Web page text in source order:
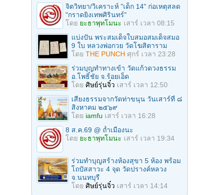
จิตวิทยา/วิเคราะห์ "เด็ก 14" ก่อเหตุสลด
"กราดยิงเทพศิรินทร์"
โดย ยะธาพุทโมนะ เสาร์ เวลา 08:15
แบ่งปัน พระสมเด็จใบสมอสมเด็จสมอ
9 ใบ หลวงพ่อกวย วัดโฆสิตาราม
โดย THE PUNCH ศุกร์ เวลา 23:28
ร่วมบุญทําทางเข้า วัดแก้วดวงธรรม
อ.โพธิ์ชัย จ.ร้อยเอ็ด
โดย ศิษย์รุ่นจิ๋ว เสาร์ เวลา 12:50
เสียงธรรมจากวัดท่าขนุน วันเสาร์ที่ ๘
สิงหาคม ๒๕๖๙
โดย iamfu เสาร์ เวลา 16:28
8 ส.ค.69 @ ถ้ำเมืองนะ
โดย ยะธาพุทโมนะ เสาร์ เวลา 19:34
ร่วมทําบุญสร้างห้องสุขา 5 ห้อง พร้อม
โถปัสสาวะ 4 จุด วัดปรางค์หลวง
จ.นนทบุรี
โดย ศิษย์รุ่นจิ๋ว เสาร์ เวลา 14:14